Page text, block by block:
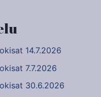
14.7.2026
7.7.2026
30.6.2026